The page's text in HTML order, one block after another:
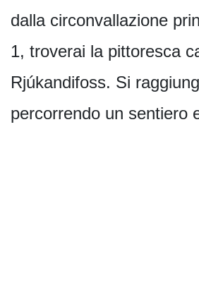
dalla circonvallazione
1, troverai la pittoresca
Rjúkandifoss. Si
percorrendo un sentiero